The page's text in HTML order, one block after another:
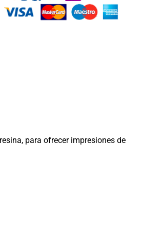
para ofrecer impresiones de